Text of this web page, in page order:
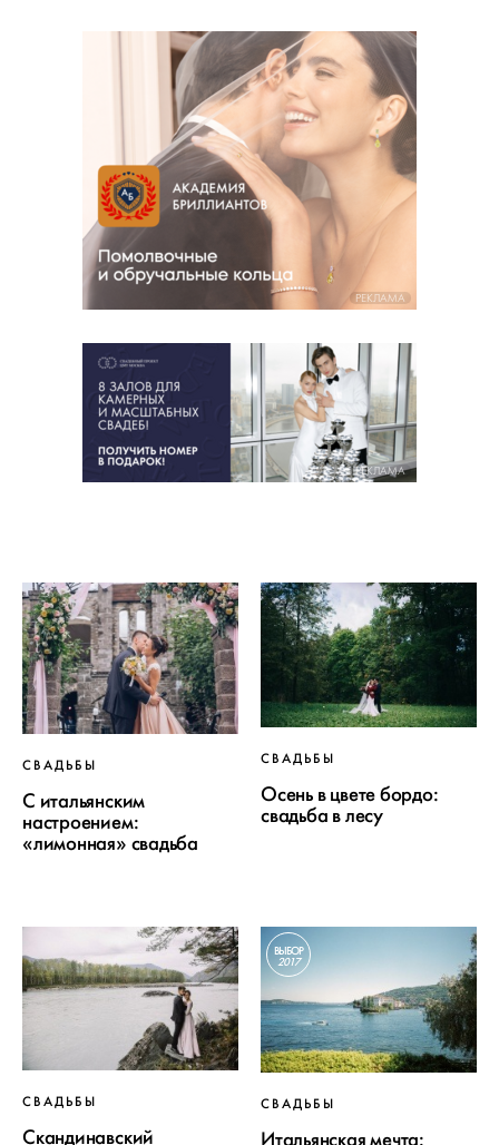
РЕКЛАМА
РЕКЛАМА
СВАДЬБЫ
С итальянским
настроением:
«лимонная» свадьба
СВАДЬБЫ
Осень в цвете бордо:
свадьба в лесу
СВАДЬБЫ
Скандинавский
ВЫБОР
2017
СВАДЬБЫ
Итальянская мечта: